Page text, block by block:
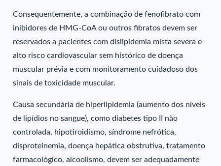
Consequentemente, a combinação de fenofibrato com
inibidores de HMG-CoA ou outros fibratos devem ser
reservados a pacientes com dislipidemia mista severa e
alto risco cardiovascular sem histórico de doença
muscular prévia e com monitoramento cuidadoso dos
sinais de toxicidade muscular.
Causa secundária de hiperlipidemia (aumento dos níveis
de lipídios no sangue), como diabetes tipo II não
controlada, hipotiroidismo, síndrome nefrótica,
disproteinemia, doença hepática obstrutiva, tratamento
farmacológico, alcoolismo, devem ser adequadamente